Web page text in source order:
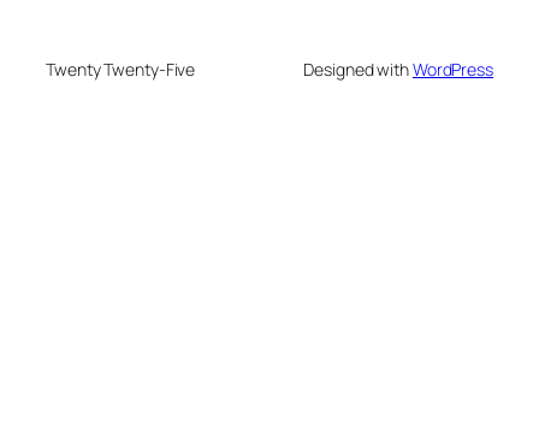
Twenty Twenty-Five Designed withWordPress